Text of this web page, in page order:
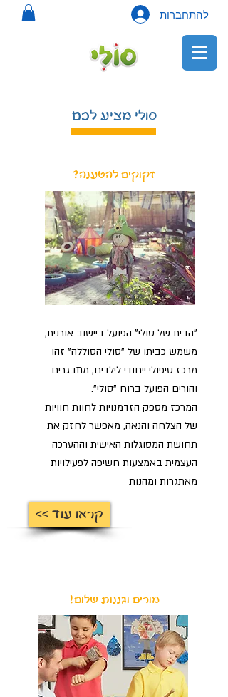
להתחברות
סולי מציע לכם
זקוקים להטענה?
"הבית של סולי" הפועל ביישוב אורנית,
משמש כביתו של "סולי הסוללה" זהו
מרכז טיפולי ייחודי לילדים, מתבגרים
והורים הפועל ברוח "סולי".
המרכז מספק הזדמנויות לחוות חוויות
של הצלחה והנאה, מאפשר לחזק את
תחושת המסוגלות האישית וההערכה
העצמית באמצעות חשיפה לפעילויות
מאתגרות ומהנות
<< קראו עוד
מורים וגננות שלום!